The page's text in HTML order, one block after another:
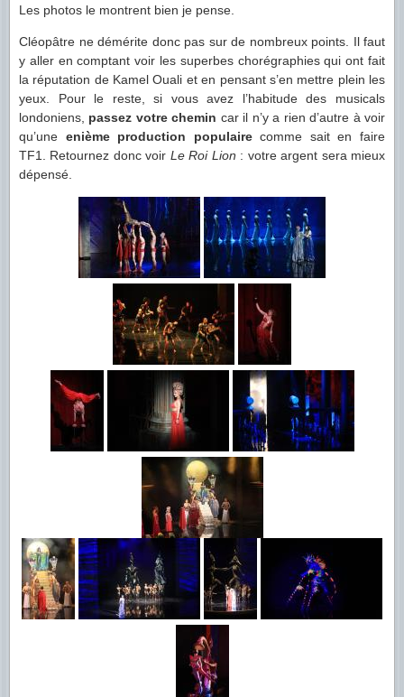
Les photos le montrent bien je pense.
Cléopâtre ne démérite donc pas sur de nombreux points. Il faut
y aller en comptant voir les superbes chorégraphies qui ont fait
la réputation de Kamel Ouali et en pensant s’en mettre plein les
yeux. Pour le reste, si vous avez l’habitude des musicals
londoniens, passez votre chemin car il n’y a rien d’autre à voir
qu’une enième production populairecomme sait en faire
TF1. Retournez donc voir Le Roi Lion : votre argent sera mieux
dépensé.